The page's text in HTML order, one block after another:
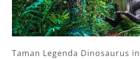
Taman Legenda Dinosaurus